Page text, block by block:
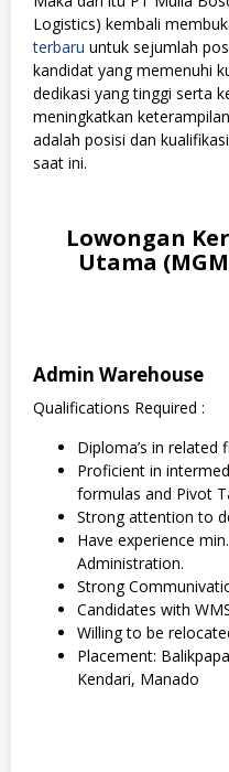
Logistics) kembali
terbaru untuk sejumlah
kandidat yang memenuhi
dedikasi yang tinggi serta
meningkatkan
adalah posisi dan
saat ini.
Lowongan
Utama
Admin Warehouse
Qualifications Required :
Diploma’s in related
Proficient in
formulas and Pivot
Strong attention to
Have experience
Administration.
Strong
Candidates with
Willing to be
Placement:
Kendari, Manado